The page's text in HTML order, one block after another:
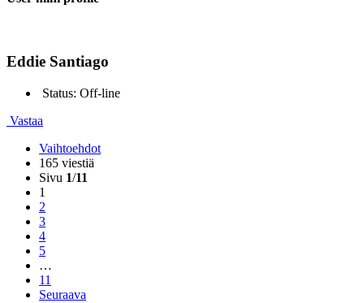
Eddie Santiago
Status: Off-line
Vastaa
Vaihtoehdot
165 viestiä
Sivu 1/11
1
2
3
4
5
…
11
Seuraava